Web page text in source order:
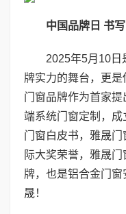
中国品牌日 书
2025年5月10日
牌实力的舞台，更
门窗品牌作为首家
端系统门窗定制，
门窗白皮书，雅晟
际大奖荣誉，雅晟
牌，也是铝合金门
晟！